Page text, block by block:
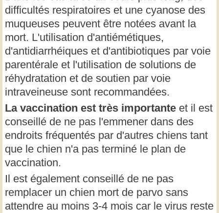
difficultés respiratoires et une cyanose des
muqueuses peuvent être notées avant la
mort. L'utilisation d'antiémétiques,
d'antidiarrhéiques et d'antibiotiques par voie
parentérale et l'utilisation de solutions de
réhydratation et de soutien par voie
intraveineuse sont recommandées.
La vaccination est très importante et il est
conseillé de ne pas l'emmener dans des
endroits fréquentés par d'autres chiens tant
que le chien n'a pas terminé le plan de
vaccination.
Il est également conseillé de ne pas
remplacer un chien mort de parvo sans
attendre au moins 3-4 mois car le virus reste